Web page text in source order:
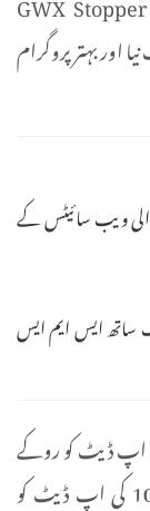
اور بہتر پروگرام
والی ویب سائیٹس کے
ساتھ ایس ایم ایس
ایک چھوٹا سا ٹول ہے جو ونڈوز10 کی اپ ڈیٹ کو روکے
رکھتا ہے۔ اس پروگرام سے آپ بخوبی ونڈوز10 کی اپ ڈیٹ کو